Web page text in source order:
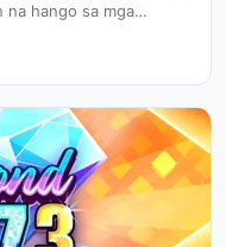
na hango sa mga